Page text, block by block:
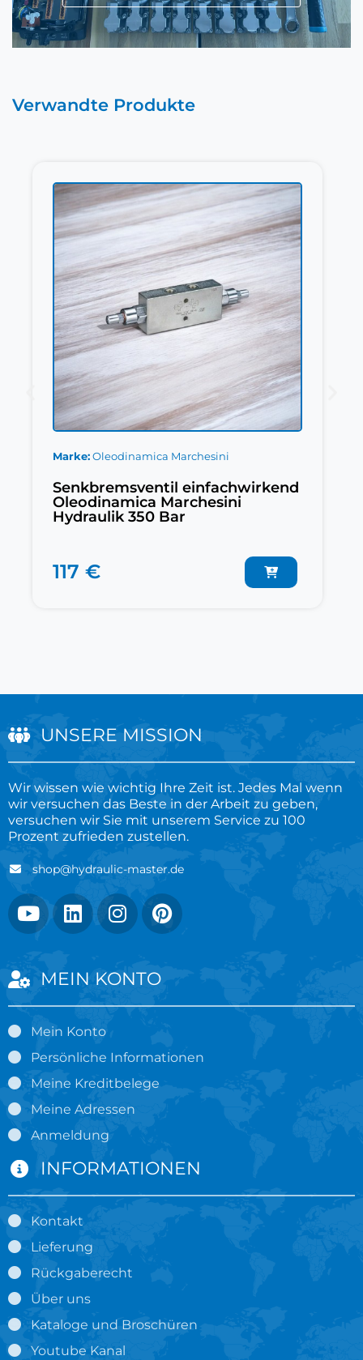
Verwandte Produkte
Marke Oleodinamica Marchesini
Senkbremsventil einfachwirkend
Oleodinamica Marchesini
Hydraulik 350 Bar
117 €
UNSERE MISSION
Wir wissen wie wichtig Ihre Zeit ist. Jedes Mal wenn
wir versuchen das Beste in der Arbeit zu geben,
versuchen wir Sie mit unserem Service zu 100
Prozent zufrieden zustellen.
shop@hydraulic-master.de
MEIN KONTO
Mein Konto
Persönliche Informationen
Meine Kreditbelege
Meine Adressen
Anmeldung
INFORMATIONEN
Kontakt
Lieferung
Rückgaberecht
Über uns
Kataloge und Broschüren
Youtube Kanal